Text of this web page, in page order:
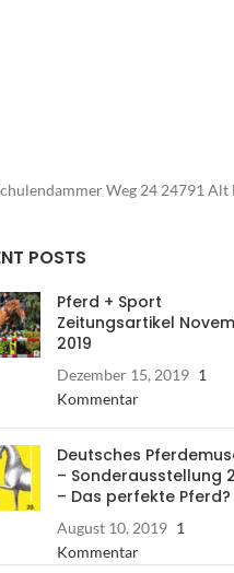
Weg 24 24791
POSTS
Pferd + Sport
Zeitungsartikel
2019
Dezember 15, 2019 1
Kommentar
Deutsches
– Sonderausstellung
– Das perfekte Pferd?
August 10, 2019 1
Kommentar